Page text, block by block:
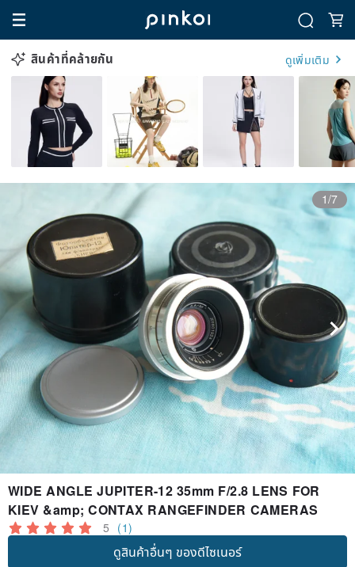
สินค้าที่คล้ายกัน ดูเพิ่มเติม
1/7
WIDE ANGLE JUPITER-12 35mm F/2.8 LENS FOR
KIEV &amp; CONTAX RANGEFINDER CAMERAS
5 (1)
ดูสินค้าอื่นๆ ของดีไซเนอร์